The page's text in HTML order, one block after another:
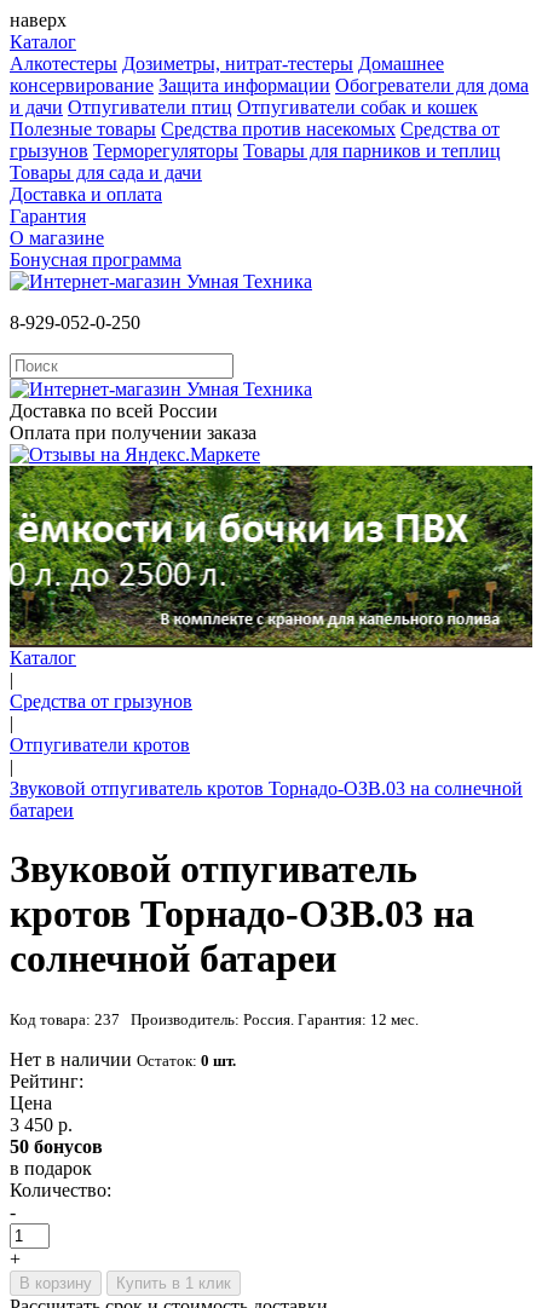
наверх
Каталог
Алкотестеры Дозиметры, нитрат-тестеры Домашнее
консервирование Защита информации Обогреватели для дома
и дачи Отпугиватели птиц Отпугиватели собак и кошек
Полезные товары Средства против насекомых Cредства от
грызунов Терморегуляторы Товары для парников и теплиц
Товары для сада и дачи
Доставка и оплата
Гарантия
О магазине
Бонусная программа
8-929-052-0-250
Доставка по всей России
Оплата при получении заказа
Каталог
|
Cредства от грызунов
|
Отпугиватели кротов
|
Звуковой отпугиватель кротов Торнадо-ОЗВ.03 на солнечной
батареи
Звуковой отпугиватель
кротов Торнадо-ОЗВ.03 на
солнечной батареи
Код товара: 237 Производитель: Россия. Гарантия: 12 мес.
Нет в наличии Остаток: 0 шт.
Рейтинг:
Цена
3 450 р.
50 бонусов
в подарок
Количество:
-
+
В корзину Купить в 1 клик